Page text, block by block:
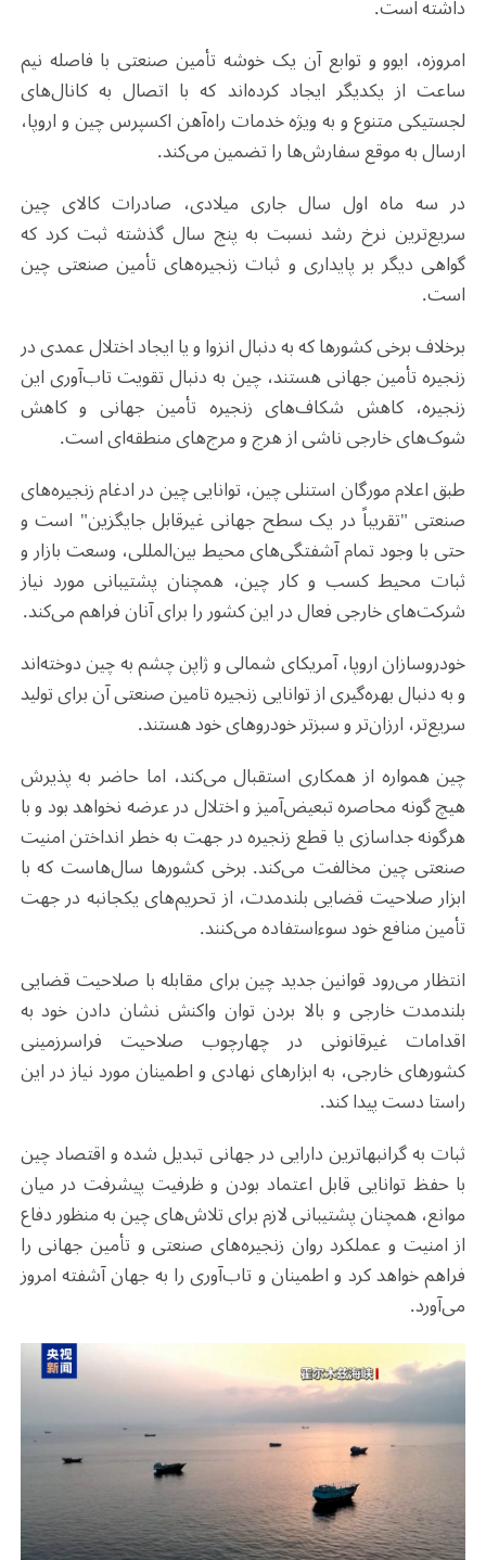
داشته است.
امروزه، ایوو و توابع آن یک خوشه تأمین صنعتی با فاصله نیم
ساعت از یکدیگر ایجاد کرده‌اند که با اتصال به کانال‌های
لجستیکی متنوع و به ویژه خدمات راه‌آهن اکسپرس چین و اروپا،
ارسال به موقع سفارش‌ها را تضمین می‌کند.
در سه ماه اول سال جاری میلادی، صادرات کالای چین
سریع‌ترین نرخ رشد نسبت به پنج سال گذشته ثبت کرد که
گواهی دیگر بر پایداری و ثبات زنجیره‌های تأمین صنعتی چین
است.
برخلاف برخی کشورها که به دنبال انزوا و یا ایجاد اختلال عمدی در
زنجیره تأمین جهانی هستند، چین به دنبال تقویت تاب‌آوری این
زنجیره، کاهش شکاف‌های زنجیره تأمین جهانی و کاهش
شوک‌های خارجی ناشی از هرج و مرج‌های منطقه‌ای است.
طبق اعلام مورگان استنلی چین، توانایی چین در ادغام زنجیره‌های
صنعتی "تقریباً در یک سطح جهانی غیرقابل جایگزین" است و
حتی با وجود تمام آشفتگی‌های محیط بین‌المللی، وسعت بازار و
ثبات محیط کسب و کار چین، همچنان پشتیبانی مورد نیاز
شرکت‌های خارجی فعال در این کشور را برای آنان فراهم می‌کند.
خودروسازان اروپا، آمریکای شمالی و ژاپن چشم به چین دوخته‌اند
و به دنبال بهره‌گیری از توانایی زنجیره تامین صنعتی آن برای تولید
سریع‌تر، ارزان‌تر و سبزتر خودروهای خود هستند.
چین همواره از همکاری استقبال می‌کند، اما حاضر به پذیرش
هیچ گونه محاصره تبعیض‌آمیز و اختلال در عرضه نخواهد بود و با
هرگونه جداسازی یا قطع زنجیره در جهت به خطر انداختن امنیت
صنعتی چین مخالفت می‌کند. برخی کشورها سال‌هاست که با
ابزار صلاحیت قضایی بلندمدت، از تحریم‌های یکجانبه در جهت
تأمین منافع خود سوءاستفاده می‌کنند.
انتظار می‌رود قوانین جدید چین برای مقابله با صلاحیت قضایی
بلندمدت خارجی و بالا بردن توان واکنش نشان دادن خود به
اقدامات غیرقانونی در چهارچوب صلاحیت فراسرزمینی
کشورهای خارجی، به ابزارهای نهادی و اطمینان مورد نیاز در این
راستا دست پیدا کند.
ثبات به گرانبهاترین دارایی در جهانی تبدیل شده و اقتصاد چین
با حفظ توانایی قابل اعتماد بودن و ظرفیت پیشرفت در میان
موانع، همچنان پشتیبانی لازم برای تلاش‌های چین به منظور دفاع
از امنیت و عملکرد روان زنجیره‌های صنعتی و تأمین جهانی را
فراهم خواهد کرد و اطمینان و تاب‌آوری را به جهان آشفته امروز
می‌آورد.